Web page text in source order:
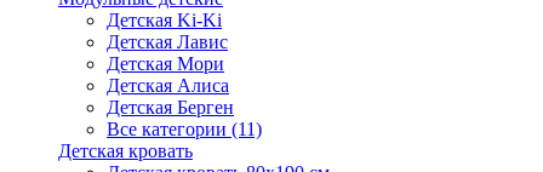
Детская Ki-Ki
Детская Лавис
Детская Мори
Детская Алиса
Детская Берген
Все категории (11)
Детская кровать